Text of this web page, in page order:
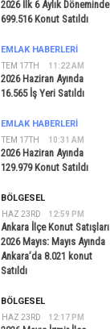
2026 İlk 6 Aylık Döneminde
699.516 Konut Satıldı
TEM 17TH 11:22 AM
EMLAK HABERLERI
2026 Haziran Ayında
16.565 İş Yeri Satıldı
TEM 17TH 10:31 AM
EMLAK HABERLERI
2026 Haziran Ayında
129.979 Konut Satıldı
HAZ 23RD 12:59 PM
BÖLGESEL
Ankara İlçe Konut Satışları
2026 Mayıs: Mayıs Ayında
Ankara’da 8.021 konut
Satıldı
HAZ 23RD 12:17 PM
BÖLGESEL